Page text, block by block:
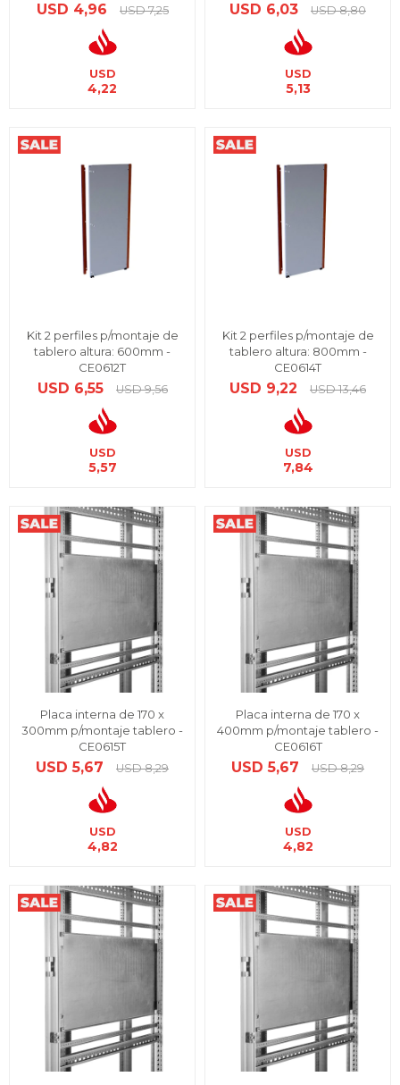
USD 4,96 USD 7,25
USD
4,22
USD 6,03 USD 8,80
USD
5,13
Kit 2 perfiles p/montaje de
tablero altura: 600mm -
CE0612T
USD 6,55 USD 9,56
USD
5,57
Kit 2 perfiles p/montaje de
tablero altura: 800mm -
CE0614T
USD 9,22 USD 13,46
USD
7,84
Placa interna de 170 x
300mm p/montaje tablero -
CE0615T
USD 5,67 USD 8,29
USD
4,82
Placa interna de 170 x
400mm p/montaje tablero -
CE0616T
USD 5,67 USD 8,29
USD
4,82